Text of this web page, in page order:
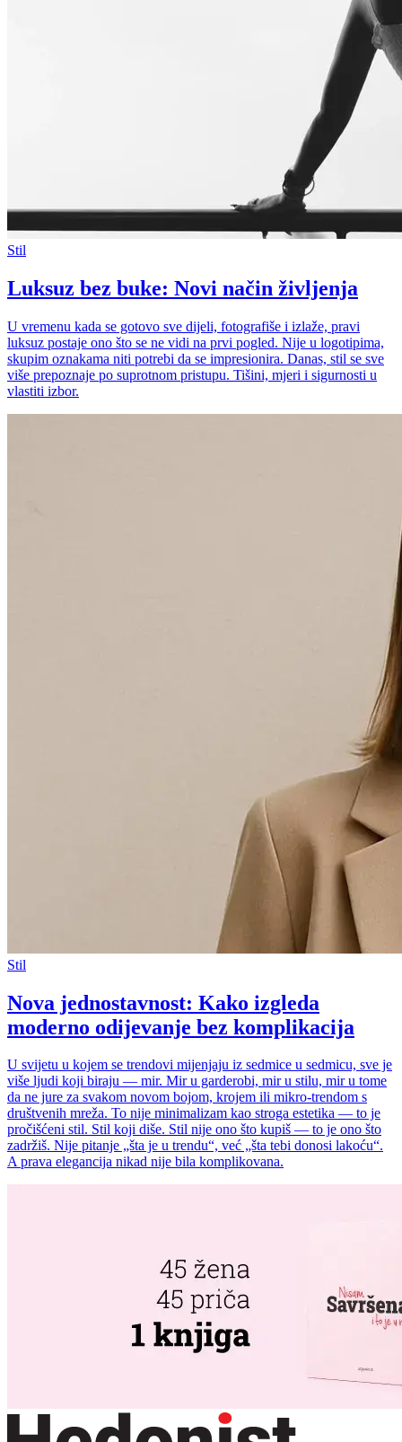
Stil
Luksuz bez buke: Novi način življenja
U vremenu kada se gotovo sve dijeli, fotografiše i izlaže, pravi
luksuz postaje ono što se ne vidi na prvi pogled. Nije u logotipima,
skupim oznakama niti potrebi da se impresionira. Danas, stil se sve
više prepoznaje po suprotnom pristupu. Tišini, mjeri i sigurnosti u
vlastiti izbor.
Stil
Nova jednostavnost: Kako izgleda
moderno odijevanje bez komplikacija
U svijetu u kojem se trendovi mijenjaju iz sedmice u sedmicu, sve je
više ljudi koji biraju — mir. Mir u garderobi, mir u stilu, mir u tome
da ne jure za svakom novom bojom, krojem ili mikro-trendom s
društvenih mreža. To nije minimalizam kao stroga estetika — to je
pročišćeni stil. Stil koji diše. Stil nije ono što kupiš — to je ono što
zadržiš. Nije pitanje „šta je u trendu“, već „šta tebi donosi lakoću“.
A prava elegancija nikad nije bila komplikovana.